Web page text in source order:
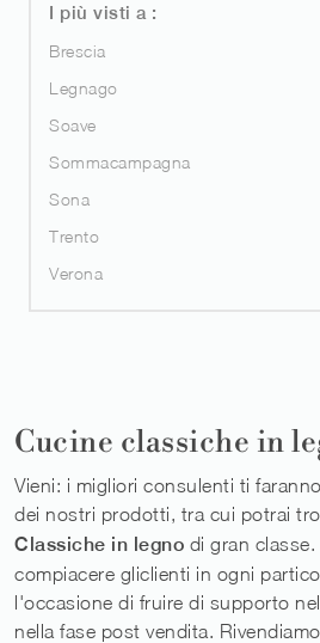
I più visti a :
Brescia
Legnago
Soave
Sommacampagna
Sona
Trento
Verona
Cucine classiche in
Vieni: i migliori consulenti ti
dei nostri prodotti, tra cui potrai
Classiche in legno di gran
compiacere gliclienti in ogni
l'occasione di fruire di supporto
nella fase post vendita.